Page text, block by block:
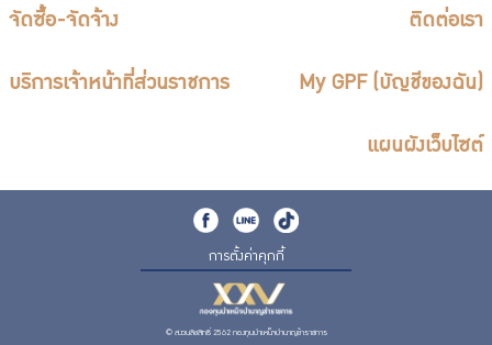
จัดซื้อ-จัดจ้าง ติดต่อเรา
บริการเจ้าหน้าที่ส่วนราชการ My GPF (บัญชีของฉัน)
แผนผังเว็บไซต์
การตั้งค่าคุกกี้
© สงวนลิขสิทธิ์ 2562 กองทุนบำเหน็จบำนาญข้าราชการ